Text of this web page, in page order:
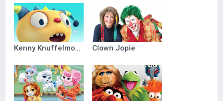
Kenny Knuffelmonster Clown Jopie